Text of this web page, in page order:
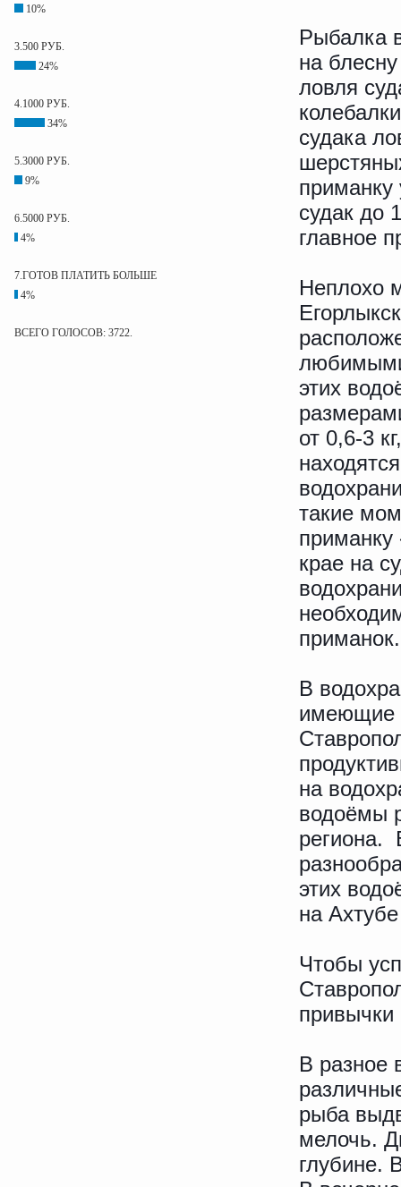
10%
3.500 РУБ.
24%
4.1000 РУБ.
34%
5.3000 РУБ.
9%
6.5000 РУБ.
4%
7.ГОТОВ ПЛАТИТЬ БОЛЬШЕ
4%
ВСЕГО ГОЛОСОВ: 3722.
Рыбалка
на
ловля
судака
приманку
судак до
главное
Неплохо
этих
от 0,6-3
такие
крае на
приманок.
В
имеющие
на
водоёмы
региона.
этих
на
Чтобы
В разное
рыба
мелочь.
глубине.